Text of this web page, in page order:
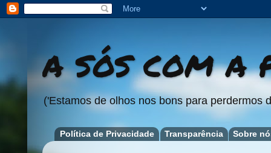
A SÓS COM A
('Estamos de olhos nos bons para perdermos
Política de Privacidade Transparência Sobre